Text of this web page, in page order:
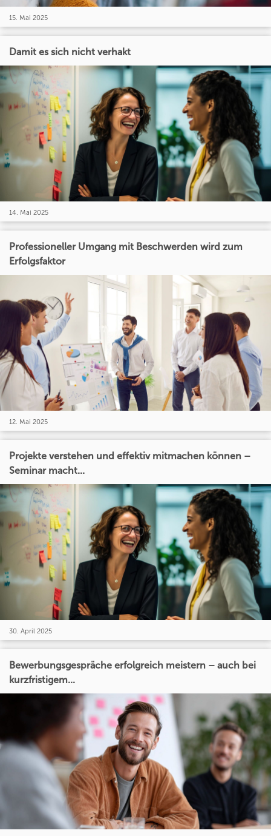
15. Mai 2025
Damit es sich nicht verhakt
14. Mai 2025
Professioneller Umgang mit Beschwerden wird zum
Erfolgsfaktor
12. Mai 2025
Projekte verstehen und effektiv mitmachen können –
Seminar macht...
30. April 2025
Bewerbungsgespräche erfolgreich meistern – auch bei
kurzfristigem...